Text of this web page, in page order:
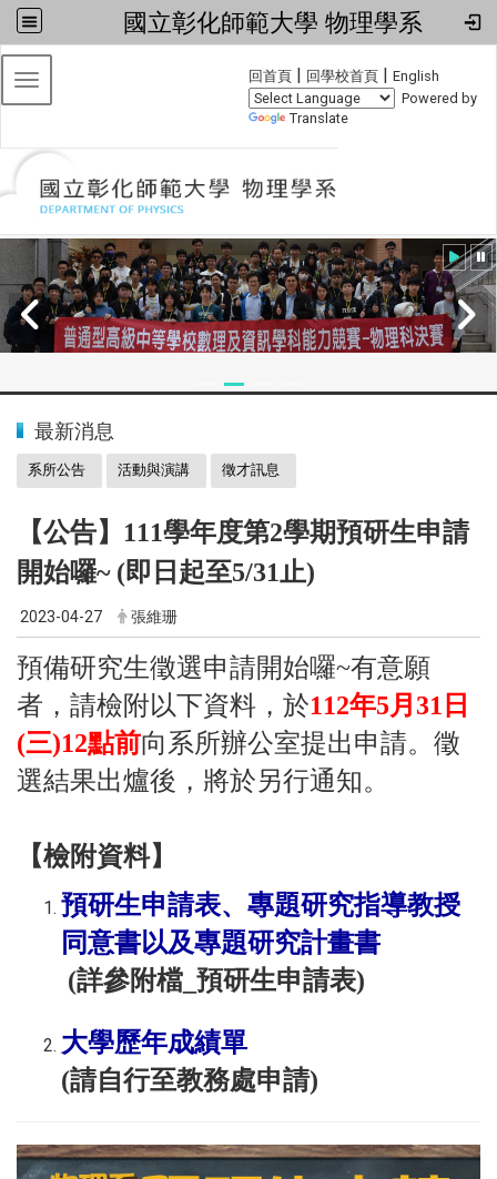
國立彰化師範大學 物理學系
回首頁 | 回學校首頁 | English
Powered by
Translate
Toggle navigation
最新消息
系所公告 活動與演講 徵才訊息
【公告】111學年度第2學期預研生申請
開始囉~ (即日起至5/31止)
2023-04-27 張維珊
預備研究生徵選申請開始囉~有意願
者，請檢附以下資料，於112年5月31日
(三)12點前向系所辦公室提出申請。徵
選結果出爐後，將於另行通知。
【檢附資料】
預研生申請表、專題研究指導教授
同意書以及專題研究計畫書
(詳參附檔_預研生申請表)
大學歷年成績單
(請自行至教務處申請)